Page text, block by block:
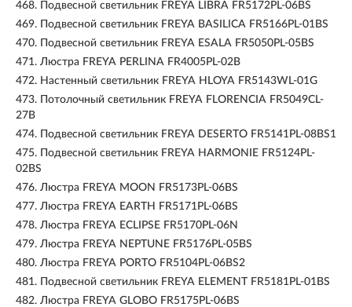
468.
Подвесной светильник FREYA LIBRA FR5172PL-06BS
469.
Подвесной светильник FREYA BASILICA FR5166PL-01BS
470.
Подвесной светильник FREYA ESALA FR5050PL-05BS
471. Люстра FREYA PERLINA FR4005PL-02B
472. Настенный светильник FREYA HLOYA FR5143WL-01G
473.
Потолочный светильник FREYA FLORENCIA FR5049CL-
27B
474.
Подвесной светильник FREYA DESERTO FR5141PL-08BS1
475.
Подвесной светильник FREYA HARMONIE FR5124PL-
02BS
476. Люстра FREYA MOON FR5173PL-06BS
477. Люстра FREYA EARTH FR5171PL-06BS
478. Люстра FREYA ECLIPSE FR5170PL-06N
479. Люстра FREYA NEPTUNE FR5176PL-05BS
480. Люстра FREYA PORTO FR5104PL-06BS2
481.
Подвесной светильник FREYA ELEMENT FR5181PL-01BS
482. Люстра FREYA GLOBO FR5175PL-06BS